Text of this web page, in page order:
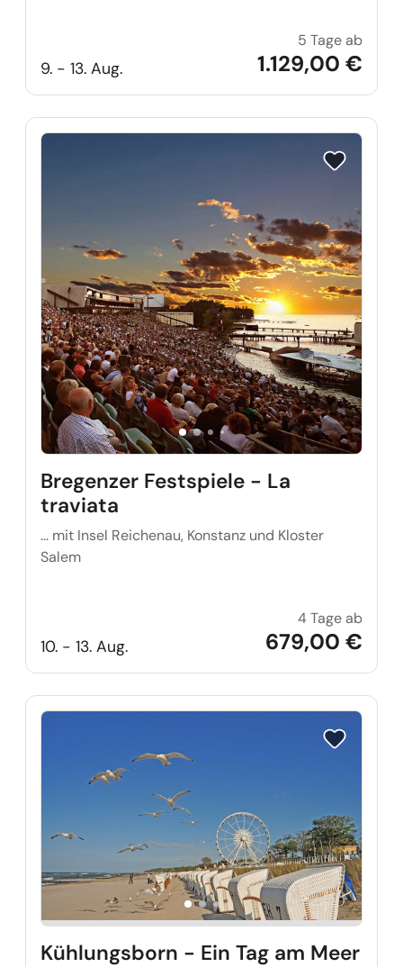
9. - 13. Aug.
5 Tage ab
1.129,00 €
Reise auf
Bregenzer Festspiele - La
traviata
... mit Insel Reichenau, Konstanz und Kloster
Salem
10. - 13. Aug.
4 Tage ab
679,00 €
Reise auf
Kühlungsborn - Ein Tag am Meer